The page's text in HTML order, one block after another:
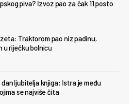
piva? Izvoz pao za čak 11 posto
Traktorom pao niz padinu,
u riječku bolnicu
ljubitelja knjiga: Istra je među
se najviše čita